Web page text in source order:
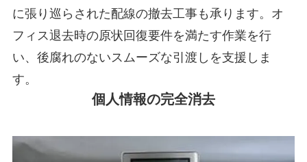
に張り巡らされた配線の撤去工事も承ります。オ
フィス退去時の原状回復要件を満たす作業を行
い、後腐れのないスムーズな引渡しを支援しま
す。
個人情報の完全消去